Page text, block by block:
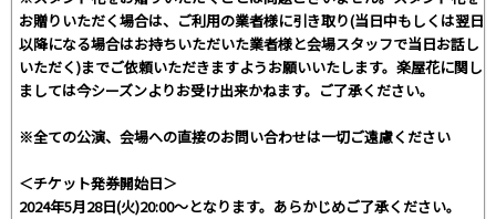
お贈りいただく場合は、ご利用の業者様に引き取り(当日中もしくは翌日
以降になる場合はお持ちいただいた業者様と会場スタッフで当日お話し
いただく)までご依頼いただきますようお願いいたします。楽屋花に関し
ましては今シーズンよりお受け出来かねます。ご了承ください。
※全ての公演、会場への直接のお問い合わせは一切ご遠慮ください
＜チケット発券開始日＞
2024年5月28日(火)20:00～となります。あらかじめご了承ください。